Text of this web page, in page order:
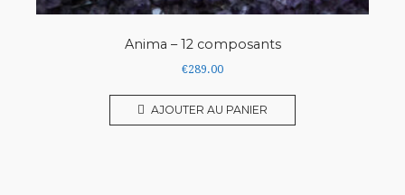
Anima – 12 composants
€289.00
AJOUTER AU PANIER